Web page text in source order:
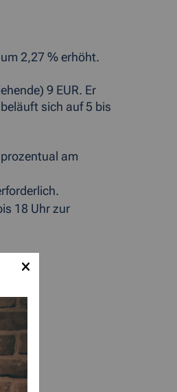
2,27 % erhöht.
9 EUR. Er
sich auf 5 bis
am
18 Uhr zur